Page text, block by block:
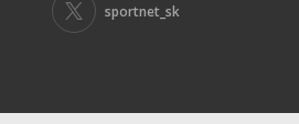
sportnet_sk